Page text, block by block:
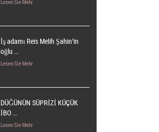
Lesen Sie Mehr
İş adamı Reis Melih Şahin’in
oğlu ...
Lesen Sie Mehr
DÜĞÜNÜN SÜPRİZİ KÜÇÜK
İBO ...
Lesen Sie Mehr